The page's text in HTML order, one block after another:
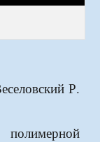
Р.